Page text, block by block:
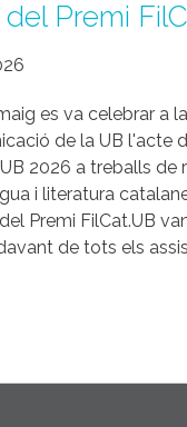
Premi
es va celebrar a
de la UB l'acte
2026 a treballs de
i literatura
del Premi FilCat.UB
de tots els